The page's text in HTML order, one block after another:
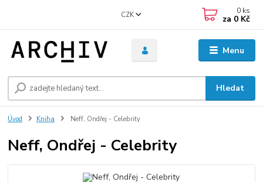
Menu
CZK
Hledat
0 ks
za 0 Kč
Úvod Kniha Neff, Ondřej - Celebrity
Neff, Ondřej - Celebrity